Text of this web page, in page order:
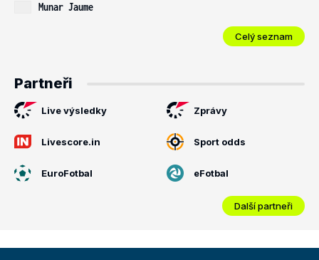
Munar Jaume
Celý seznam
Partneři
Live výsledky Zprávy
Livescore.in Sport odds
EuroFotbal eFotbal
Další partneři